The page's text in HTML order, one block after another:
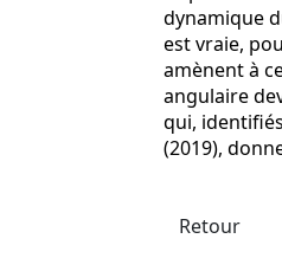
dynamique
est vraie,
amènent à
angulaire
qui,
(2019),
Retour